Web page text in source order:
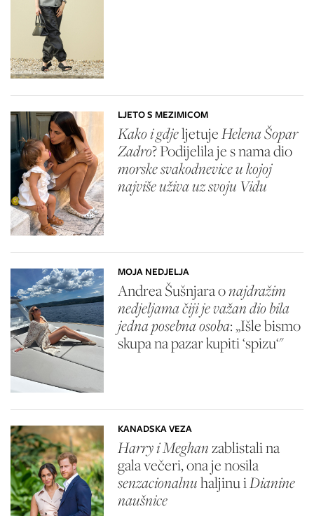
LJETO S MEZIMICOM
Kako i gdjeljetujeHelena Šopar
Zadro? Podijelila je s nama dio
morske svakodnevice u kojoj
najviše uživa uz svoju Vidu
MOJA NEDJELJA
Andrea Šušnjara onajdražim
nedjeljama čiji je važan dio bila
jedna posebna osoba: „Išle bismo
skupa na pazar kupiti ‘spizu‘"
KANADSKA VEZA
Harry i Meghanzablistali na
gala večeri, ona je nosila
senzacionalnuhaljinu iDianine
naušnice